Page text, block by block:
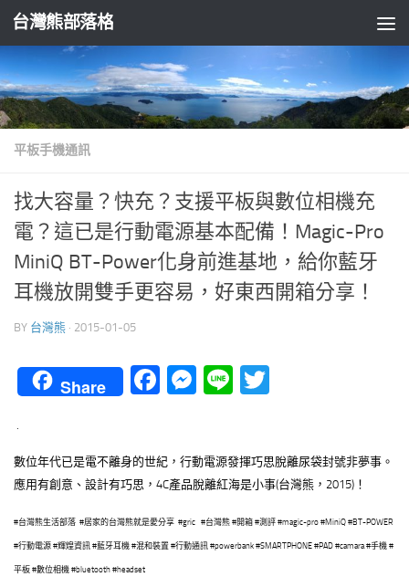
Skip to content
台灣熊部落格
平板手機通訊
找大容量？快充？支援平板與數位相機充
電？這已是行動電源基本配備！Magic-Pro
MiniQ BT-Power化身前進基地，給你藍牙
耳機放開雙手更容易，好東西開箱分享！
BY 台灣熊 · 2015-01-05
Share Facebook
Messenger
Line
數位年代已是電不離身的世紀，行動電源發揮巧思脫離尿袋封號非夢事。
應用有創意、設計有巧思，4C產品脫離紅海是小事(台灣熊，2015)！
#台灣熊生活部落 #居家的台灣熊就是愛分享 #gric #台灣熊 #開箱 #測評 #magic-pro #MiniQ #BT-POWER
#行動電源 #輝煌資訊 #藍牙耳機 #混和裝置 #行動通訊 #powerbank #SMARTPHONE #PAD #camara #手機 #
平板 #數位相機 #bluetooth #headset